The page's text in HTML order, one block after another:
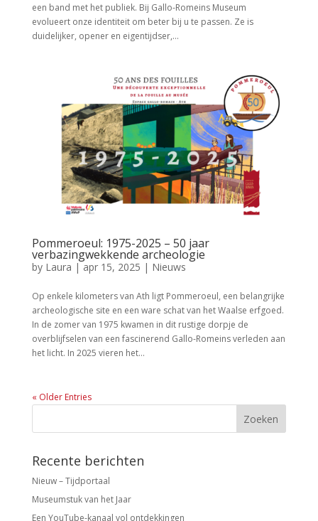
een band met het publiek. Bij Gallo-Romeins Museum
evolueert onze identiteit om beter bij u te passen. Ze is
duidelijker, opener en eigentijdser,...
Pommeroeul: 1975-2025 – 50 jaar
verbazingwekkende archeologie
by Laura | apr 15, 2025 | Nieuws
Op enkele kilometers van Ath ligt Pommeroeul, een belangrijke
archeologische site en een ware schat van het Waalse erfgoed.
In de zomer van 1975 kwamen in dit rustige dorpje de
overblijfselen van een fascinerend Gallo-Romeins verleden aan
het licht. In 2025 vieren het...
« Older Entries
Recente berichten
Nieuw – Tijdportaal
Museumstuk van het Jaar
Een YouTube-kanaal vol ontdekkingen